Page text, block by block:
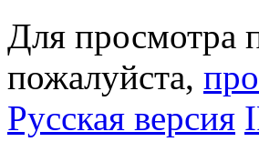
Для просмотра
пожалуйста,
Русская версия